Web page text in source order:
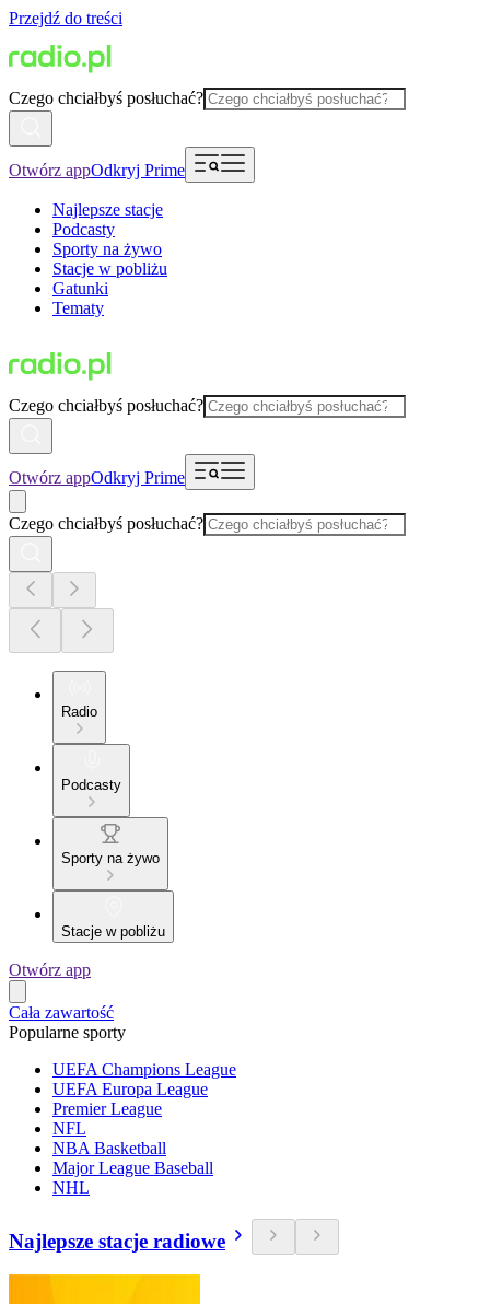
Przejdź do treści
Czego chciałbyś posłuchać?
Otwórz appOdkryj Prime
Najlepsze stacje
Podcasty
Sporty na żywo
Stacje w pobliżu
Gatunki
Tematy
Czego chciałbyś posłuchać?
Otwórz appOdkryj Prime
Czego chciałbyś posłuchać?
Radio
Podcasty
Sporty na żywo
Stacje w pobliżu
Otwórz app
Cała zawartość
Popularne sporty
UEFA Champions League
UEFA Europa League
Premier League
NFL
NBA Basketball
Major League Baseball
NHL
Najlepsze stacje radiowe